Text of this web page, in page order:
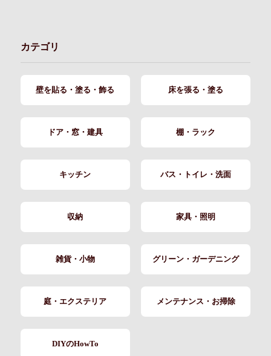
カテゴリ
壁を貼る・塗る・飾る 床を張る・塗る
ドア・窓・建具 棚・ラック
キッチン バス・トイレ・洗面
収納 家具・照明
雑貨・小物 グリーン・ガーデニング
庭・エクステリア メンテナンス・お掃除
DIYのHowTo